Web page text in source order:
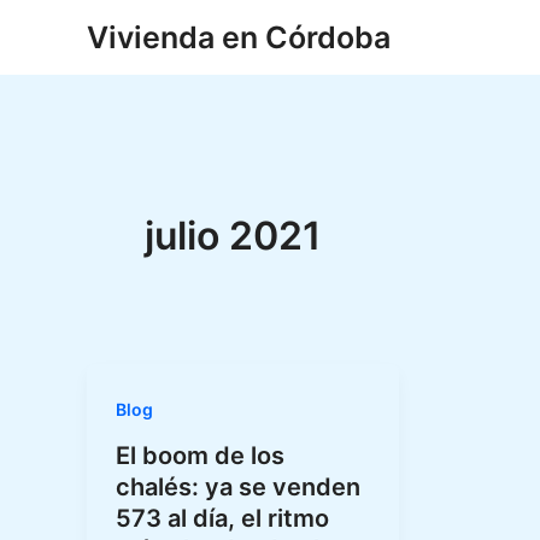
contenido
Vivienda en Córdoba
julio 2021
Blog
El boom de los
chalés: ya se venden
573 al día, el ritmo